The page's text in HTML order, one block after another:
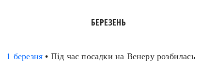
БЕРЕЗЕНЬ
1 березня • Під час посадки на Венеру розбилась